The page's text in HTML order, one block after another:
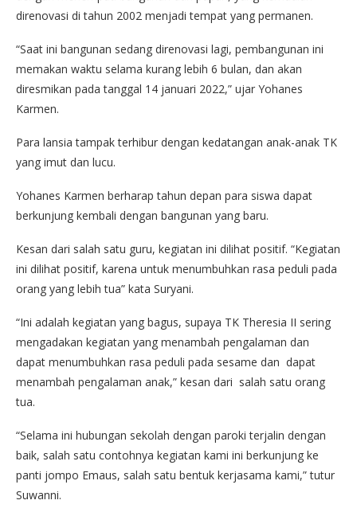
direnovasi di tahun 2002 menjadi tempat yang permanen.
“Saat ini bangunan sedang direnovasi lagi, pembangunan ini
memakan waktu selama kurang lebih 6 bulan, dan akan
diresmikan pada tanggal 14 januari 2022,” ujar Yohanes
Karmen.
Para lansia tampak terhibur dengan kedatangan anak-anak TK
yang imut dan lucu.
Yohanes Karmen berharap tahun depan para siswa dapat
berkunjung kembali dengan bangunan yang baru.
Kesan dari salah satu guru, kegiatan ini dilihat positif. “Kegiatan
ini dilihat positif, karena untuk menumbuhkan rasa peduli pada
orang yang lebih tua” kata Suryani.
“Ini adalah kegiatan yang bagus, supaya TK Theresia II sering
mengadakan kegiatan yang menambah pengalaman dan
dapat menumbuhkan rasa peduli pada sesame dan dapat
menambah pengalaman anak,” kesan dari salah satu orang
tua.
“Selama ini hubungan sekolah dengan paroki terjalin dengan
baik, salah satu contohnya kegiatan kami ini berkunjung ke
panti jompo Emaus, salah satu bentuk kerjasama kami,” tutur
Suwanni.